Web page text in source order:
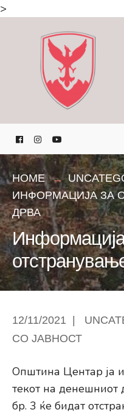
>
HOME
ИНФОРМАЦИЈА ЗА
ДРВА
12/11/2021
СО ЈАВНОСТ
Општина Центар ја
текот на денешниот
бр. 3 ќе бидат